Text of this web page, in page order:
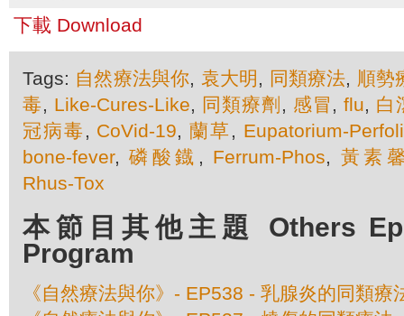
下載 Download
Tags: 自然療法與你, 袁大明 , 同類療法, 順勢
毒, Like-Cures-Like, 同類療劑 , 感冒 ,flu, 白
冠病毒, CoVid-19,蘭草, Eupatorium-
bone-fever,磷酸鐡 , Ferrum-Phos, 黃素
Rhus-Tox
本節目其他主題 Others
Program
《自然療法與你》- EP538 - 乳腺炎的同類療